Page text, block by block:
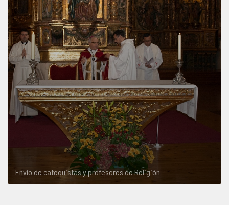
Envío de catequistas y profesores de Religión